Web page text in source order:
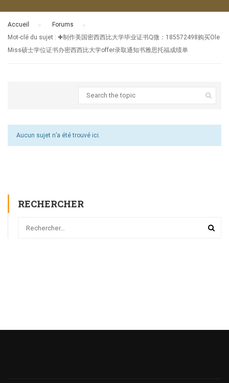
Accueil Forums
Mot-clé du sujet : ✚制作美国密西西比大学毕业证书Q微：185572498购买Ole
Miss硕士学位证书办密西西比大学offer录取通知书雅思托福成绩单
Aucun sujet n’a été trouvé ici.
RECHERCHER